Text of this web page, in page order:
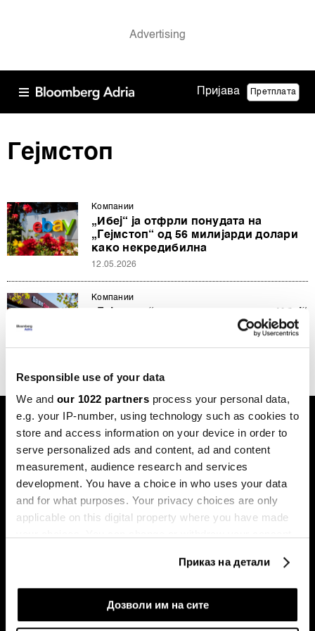
Responsible use of your data
We and our 1022 partners process your personal data,
e.g. your IP-number, using technology such as cookies to
store and access information on your device in order to
serve personalized ads and content, ad and content
measurement, audience research and services
development. You have a choice in who uses your data
and for what purposes. Your privacy choices are only
applicable on this digital property where you have made
If you allow, we would also like to:
Collect information about your geographical
Приказ на детали
Дозволи им на сите
Пријава Претплата
Гејмстоп
Компании
„Ибеј“ ја отфрли понудата на
„Гејмстоп“ од 56 милијарди долари
како некредибилна
12.05.2026
Компании
„Гејмстоп“ сака да го преземе „Ибеј“
Претплатете се на
билтенот
Бизнис
Настани на Блумберг Адрија